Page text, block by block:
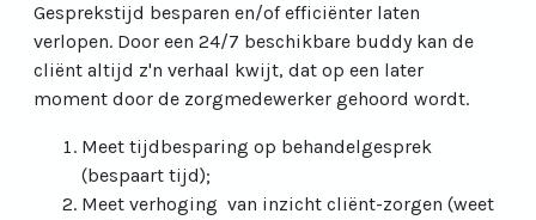
Gesprekstijd besparen en/of efficiënter laten
verlopen. Door een 24/7 beschikbare buddy kan de
cliënt altijd z'n verhaal kwijt, dat op een later
moment door de zorgmedewerker gehoord wordt.
Meet tijdbesparing op behandelgesprek
(bespaart tijd);
Meet verhoging van inzicht cliënt-zorgen (weet